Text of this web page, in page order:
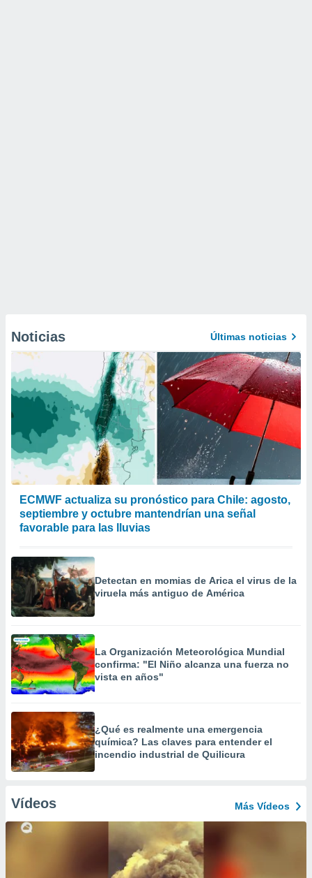
Noticias Últimas noticias
ECMWF actualiza su pronóstico para Chile: agosto,
septiembre y octubre mantendrían una señal
favorable para las lluvias
Detectan en momias de Arica el virus de la
viruela más antiguo de América
La Organización Meteorológica Mundial
confirma: "El Niño alcanza una fuerza no
vista en años"
¿Qué es realmente una emergencia
química? Las claves para entender el
incendio industrial de Quilicura
Vídeos Más Vídeos